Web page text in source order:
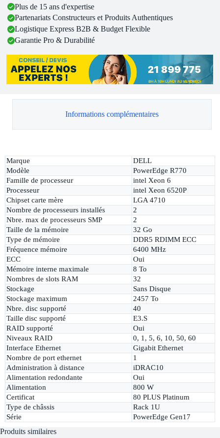
Plus de 15 ans d'expertise
Partenariats Constructeurs et Produits Authentiques
Logistique Express B2B & Budget Flexible
Garantie Pro & Durabilité
Informations complémentaires
Marque
DELL
Modèle
PowerEdge R770
Famille de processeur
intel Xeon 6
Processeur
intel Xeon 6520P
Chipset carte mère
LGA 4710
Nombre de processeurs installés
2
Nbre. max de processeurs SMP
2
Taille de la mémoire
32 Go
Type de mémoire
DDR5 RDIMM ECC
Fréquence mémoire
6400 MHz
ECC
Oui
Mémoire interne maximale
8 To
Nombres de slots RAM
32
Stockage
Sans Disque
Stockage maximum
2457 To
Nbre. disc supporté
40
Taille disc supporté
E3.S
RAID supporté
Oui
Niveaux RAID
0, 1, 5, 6, 10, 50, 60
Interface Ethernet
Gigabit Ethernet
Nombre de port ethernet
1
Administration à distance
iDRAC10
Alimentation redondante
Oui
Alimentation
800 W
Certificat
80 PLUS Platinum
Type de châssis
Rack 1U
Série
PowerEdge Gen17
Produits similaires